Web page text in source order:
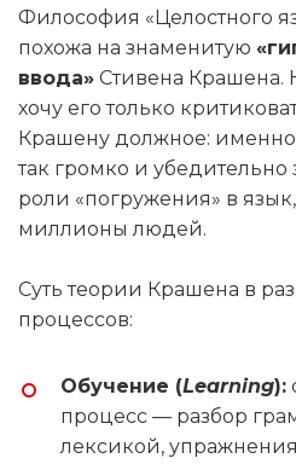
Философия «Целостного
похожа на знаменитую
ввода» Стивена Крашена.
хочу его только
Крашену должное:
так громко и убедительно
роли «погружения» в
миллионы людей.
Суть теории Крашена в
процессов:
Обучение (Learning):
процесс — разбор
лексикой,